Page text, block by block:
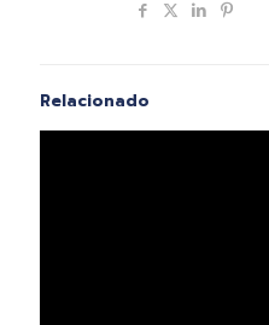
Relacionado